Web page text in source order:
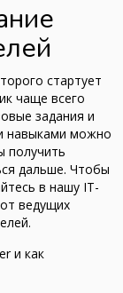
стартует
чаще всего
задания и
навыками можно
получить
дальше. Чтобы
в нашу IT-
ведущих